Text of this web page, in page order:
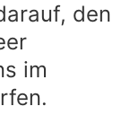
den
im